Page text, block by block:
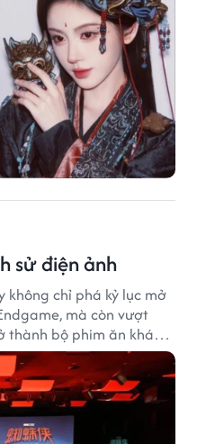
sử điện ảnh
không chỉ phá kỷ lục mở
mà còn vượt
thành bộ phim ăn khách